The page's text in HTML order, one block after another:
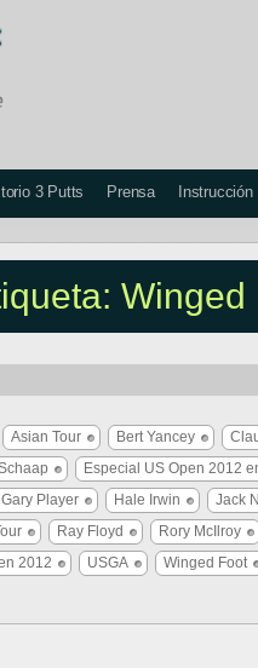
3 Putts Prensa Instrucción
Winged
Asian Tour Bert Yancey
Especial US Open 2012
Gary Player Hale Irwin
Jack
Ray Floyd
Rory McIlroy
2012 USGA Winged Foot